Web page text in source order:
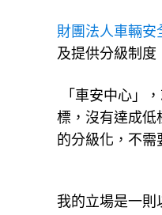
財團法人車輛安
及提供分級制度
「車安中心」
標，沒有達成低
的分級化，不需
我的立場是一則